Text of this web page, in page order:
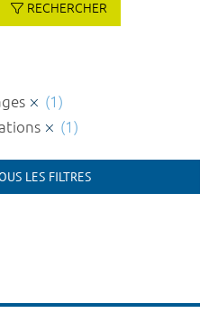
RECHERCHER
(1)
(1)
LES FILTRES